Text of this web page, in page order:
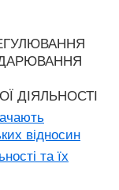
ДІЯЛЬНОСТІ
відносин
та їх